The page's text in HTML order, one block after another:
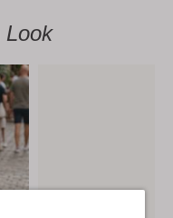
Look